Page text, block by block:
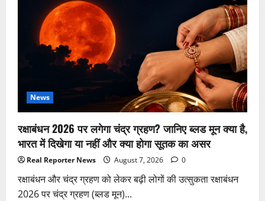
7
अगस्त
को
यूपी
के
10
जिलों
में
भारी
का
अलर्ट,
चमक
तेज
हवाओं
की
चेतावनी
News
रक्षाबंधन 2026 पर लगेगा चंद्र ग्रहण? जानिए ब्लड मून क्या है,
भारत में दिखेगा या नहीं और क्या होगा सूतक का असर
Real Reporter News August 7, 2026 0
रक्षाबंधन और चंद्र ग्रहण को लेकर बढ़ी लोगों की उत्सुकता रक्षाबंधन
2026 पर चंद्र ग्रहण (ब्लड मून)...